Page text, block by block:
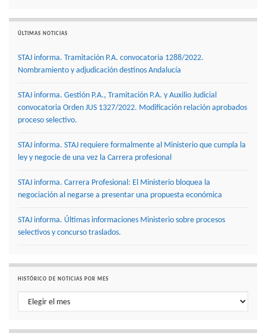
ÚLTIMAS NOTICIAS
STAJ informa. Tramitación P.A. convocatoria 1288/2022.
Nombramiento y adjudicación destinos Andalucía
STAJ informa. Gestión P.A., Tramitación P.A. y Auxilio Judicial
convocatoria Orden JUS 1327/2022. Modificación relación aprobados
proceso selectivo.
STAJ informa. STAJ requiere formalmente al Ministerio que cumpla la
ley y negocie de una vez la Carrera profesional
STAJ informa. Carrera Profesional: El Ministerio bloquea la
negociación al negarse a presentar una propuesta económica
STAJ informa. Últimas informaciones Ministerio sobre procesos
selectivos y concurso traslados.
HISTÓRICO DE NOTICIAS POR MES
Histórico de noticias por mes